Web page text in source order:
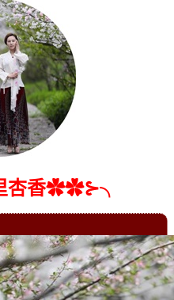
杏香✿✿⊱╮